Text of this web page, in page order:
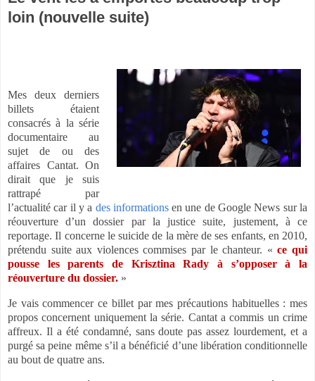
loin (nouvelle suite)
Mes deux derniers
billets étaient
consacrés à la série
documentaire au
sujet de ou des
affaires Cantat. On
dirait que je suis
rattrapé par
l’actualité car il y a des informationsen une de Google News sur la
réouverture d’un dossier par la justice suite, justement, à ce
reportage. Il concerne le suicide de la mère de ses enfants, en 2010,
prétendu suite aux violences commises par le chanteur. «ce qui
pousse les parents de Krisztina Rady à s’opposer à la
réouverture du dossier. »
Je vais commencer ce billet par mes précautions habituelles : mes
propos concernent uniquement la série. Cantat a commis un crime
affreux. Il a été condamné, sans doute pas assez lourdement, et a
purgé sa peine même s’il a bénéficié d’une libération conditionnelle
au bout de quatre ans.